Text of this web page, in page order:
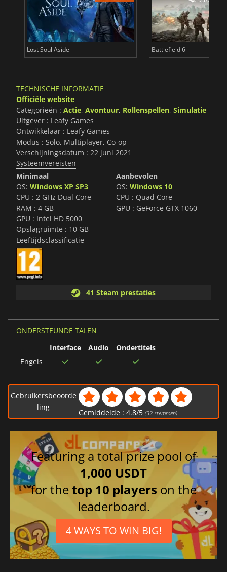
Lost Soul Aside Battlefield 6
TECHNISCHE INFORMATIE
Officiële website
Categorieën : Actie, Avontuur, Rollenspellen, Simulatie
Uitgever : Leafy Games
Ontwikkelaar : Leafy Games
Modus : Solo, Multiplayer, Co-op
Verschijningsdatum : 22 juni 2021
Systeemvereisten
Minimaal
OS: Windows XP SP3
CPU : 2 GHz Dual Core
RAM : 4 GB
GPU : Intel HD 5000
Opslagruimte : 10 GB
Aanbevolen
OS: Windows 10
CPU : Quad Core
GPU : GeForce GTX 1060
Leeftijdsclassificatie
41 Steam prestaties
ONDERSTEUNDE TALEN
Interface
Audio
Ondertitels
Engels
Gebruikersbeoorde
ling
Gemiddelde : 4.8/5 (32stemmen)
Featuring a total prize pool of
1,000 USDT
for thetop 10 players on the
leaderboard.
4 WAYS TO WIN BIG!